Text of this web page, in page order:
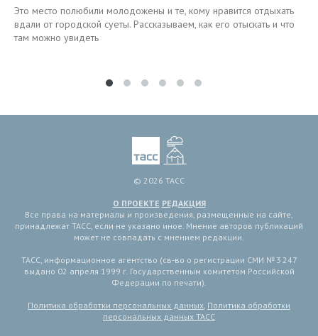
Это место полюбили молодожены и те, кому нравится отдыхать
вдали от городской суеты. Рассказываем, как его отыскать и что
там можно увидеть
© 2026 ТАСС
О ПРОЕКТЕ РЕДАКЦИЯ
Все права на материалы и произведения, размещенные на сайте,
принадлежат ТАСС, если не указано иное. Мнение авторов публикаций
может не совпадать с мнением редакции.
ТАСС, информационное агентство (св-во о регистрации СМИ № 3 247
выдано 02 апреля 1999 г. Государственным комитетом Российской
Федерации по печати).
Политика обработки персональных данных, Политика обработки
персональных данных ТАСС